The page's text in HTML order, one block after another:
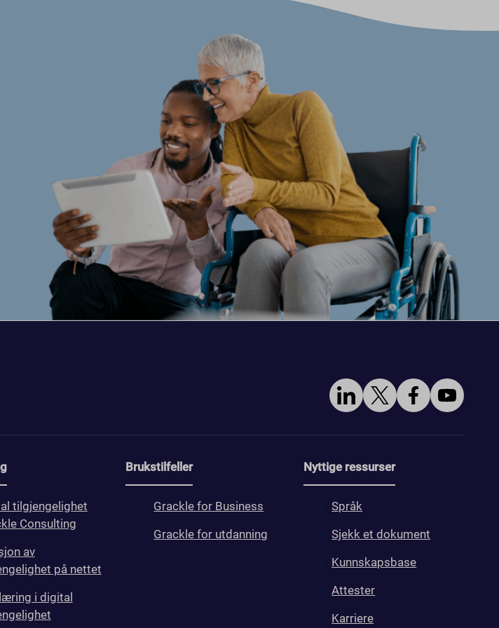
tilgjengelighet
Consulting
av
på nettet
i digital
Brukstilfeller
Grackle for Business
Grackle for utdanning
Nyttige ressurser
Språk
Sjekk et dokument
Kunnskapsbase
Attester
Karriere